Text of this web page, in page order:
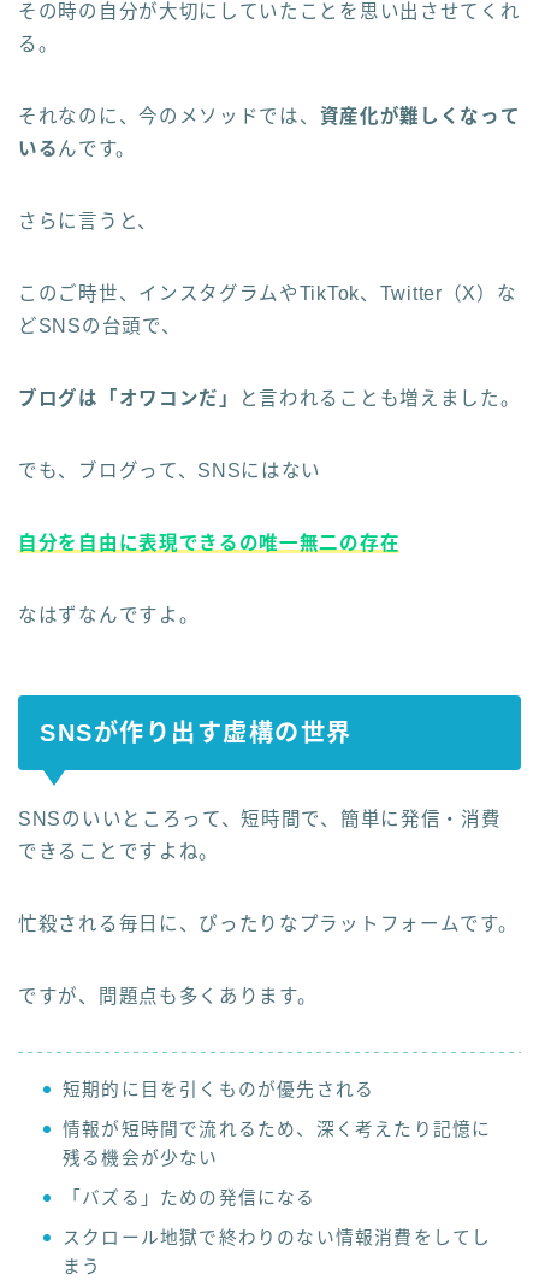
その時の自分が大切にしていたことを思い出させてくれ
る。
それなのに、今のメソッドでは、 資産化が難しくなって
いるんです。
さらに言うと、
このご時世、インスタグラムやTikTok、Twitter（X）な
どSNSの台頭で、
ブログは「オワコンだ」 と言われることも増えました。
でも、ブログって、SNSにはない
自分を自由に表現できるの唯一無二の存在
なはずなんですよ。
SNSが作り出す虚構の世界
SNSのいいところって、短時間で、簡単に発信・消費
できることですよね。
忙殺される毎日に、ぴったりなプラットフォームです。
ですが、問題点も多くあります。
短期的に目を引くものが優先される
情報が短時間で流れるため、深く考えたり記憶に
残る機会が少ない
「バズる」ための発信になる
スクロール地獄で終わりのない情報消費をしてし
まう